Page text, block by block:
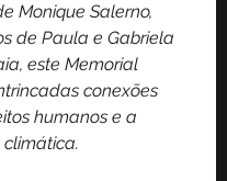
Monique Salerno,
de Paula e Gabriela
este Memorial
conexões
humanos e a